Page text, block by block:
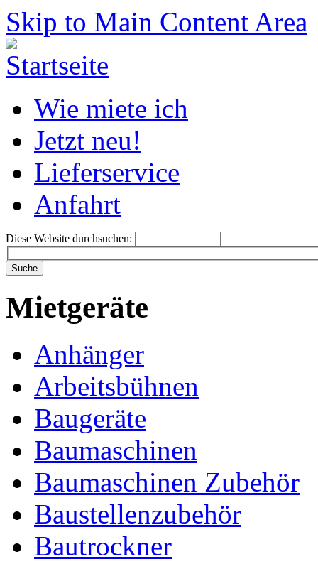
Skip to Main Content Area
Wie miete ich
Jetzt neu!
Lieferservice
Anfahrt
Diese Website durchsuchen:
Mietgeräte
Anhänger
Arbeitsbühnen
Baugeräte
Baumaschinen
Baumaschinen Zubehör
Baustellenzubehör
Bautrockner